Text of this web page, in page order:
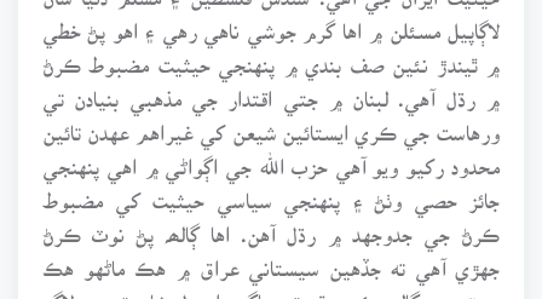
لاڳاپيل مسئلن ۾ اها گرم جوشي ناهي رهي ۽ اهو پڻ خطي
۾ ٿيندڙ نئين صف بندي ۾ پنهنجي حيثيت مضبوط ڪرڻ
۾ رڌل آهي. لبنان ۾ جتي اقتدار جي مذهبي بنيادن تي
ورهاست جي ڪري ايستائين شيعن کي غيراهم عهدن تائين
محدود رکيو ويو آهي حزب الله جي اڳواڻي ۾ اهي پنهنجي
جائز حصي وٺڻ ۽ پنهنجي سياسي حيثيت کي مضبوط
ڪرڻ جي جدوجهد ۾ رڌل آهن. اها ڳالھہ پڻ نوٽ ڪرڻ
جهڙي آهي ته جڏهين سيستاني عراق ۾ هڪ ماڻهو هڪ
ووٽ جي ڳالھہ ڪري ٿو ته ساڳيو اصول شام تي به لاڳو